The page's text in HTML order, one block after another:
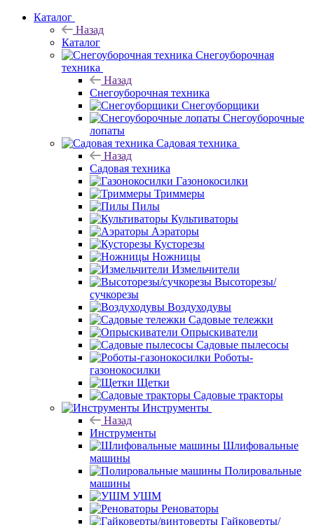
Каталог
Назад
Каталог
Снегоуборочная
техника
Назад
Снегоуборочная техника
Снегоуборщики
Снегоуборочные
лопаты
Садовая техника
Назад
Садовая техника
Газонокосилки
Триммеры
Пилы
Культиваторы
Аэраторы
Кусторезы
Ножницы
Измельчители
Высоторезы/
сучкорезы
Воздуходувы
Садовые тележки
Опрыскиватели
Садовые пылесосы
Роботы-
газонокосилки
Щетки
Садовые тракторы
Инструменты
Назад
Инструменты
Шлифовальные
машины
Полировальные
машины
УШМ
Реноваторы
Гайковерты/